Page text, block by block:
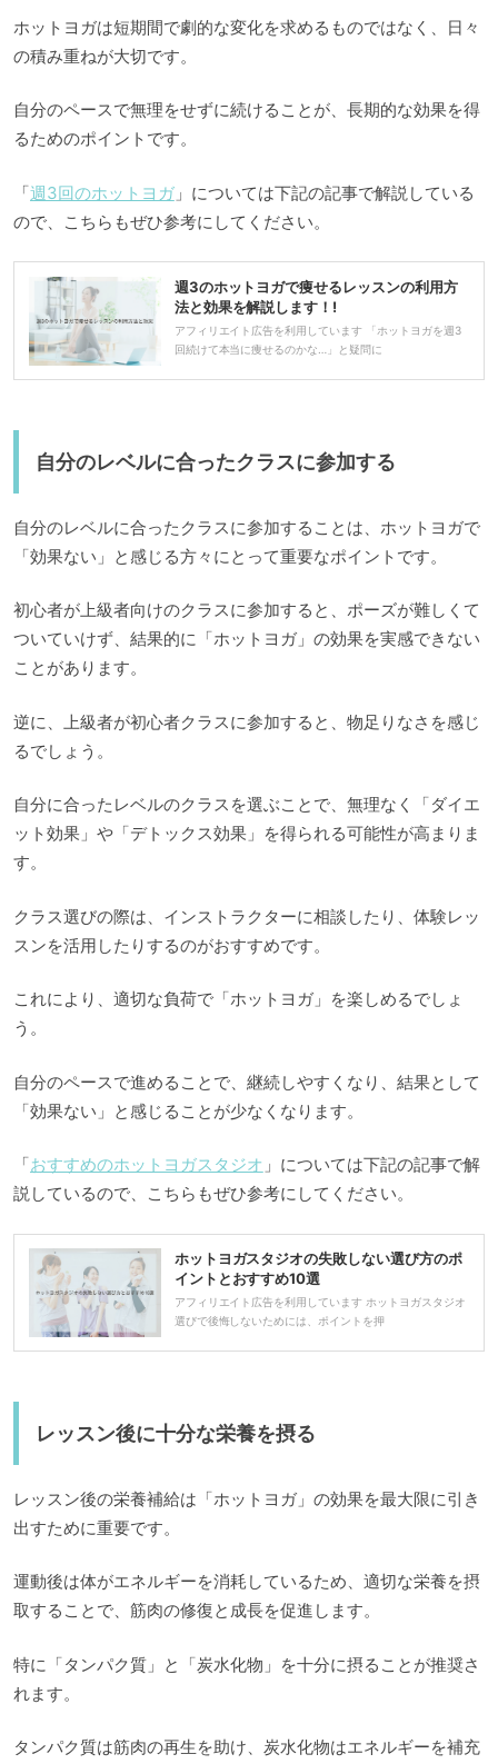
ホットヨガは短期間で劇的な変化を求めるものではなく、日々
の積み重ねが大切です。
自分のペースで無理をせずに続けることが、長期的な効果を得
るためのポイントです。
「週3回のホットヨガ」については下記の記事で解説している
ので、こちらもぜひ参考にしてください。
週3のホットヨガで痩せるレッスンの利用方
法と効果を解説します！!
アフィリエイト広告を利用しています 「ホットヨガを週3
回続けて本当に痩せるのかな…」と疑問に
自分のレベルに合ったクラスに参加する
自分のレベルに合ったクラスに参加することは、ホットヨガで
「効果ない」と感じる方々にとって重要なポイントです。
初心者が上級者向けのクラスに参加すると、ポーズが難しくて
ついていけず、結果的に「ホットヨガ」の効果を実感できない
ことがあります。
逆に、上級者が初心者クラスに参加すると、物足りなさを感じ
るでしょう。
自分に合ったレベルのクラスを選ぶことで、無理なく「ダイエ
ット効果」や「デトックス効果」を得られる可能性が高まりま
す。
クラス選びの際は、インストラクターに相談したり、体験レッ
スンを活用したりするのがおすすめです。
これにより、適切な負荷で「ホットヨガ」を楽しめるでしょ
う。
自分のペースで進めることで、継続しやすくなり、結果として
「効果ない」と感じることが少なくなります。
「おすすめのホットヨガスタジオ 」については下記の記事で解
説しているので、こちらもぜひ参考にしてください。
ホットヨガスタジオの失敗しない選び方のポ
イントとおすすめ10選
アフィリエイト広告を利用しています ホットヨガスタジオ
選びで後悔しないためには、ポイントを押
レッスン後に十分な栄養を摂る
レッスン後の栄養補給は「ホットヨガ」の効果を最大限に引き
出すために重要です。
運動後は体がエネルギーを消耗しているため、適切な栄養を摂
取することで、筋肉の修復と成長を促進します。
特に「タンパク質」と「炭水化物」を十分に摂ることが推奨さ
れます。
タンパク質は筋肉の再生を助け、炭水化物はエネルギーを補充